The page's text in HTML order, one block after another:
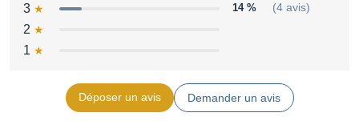
3 14 % (4 avis)
2
1
Déposer un avis Demander un avis